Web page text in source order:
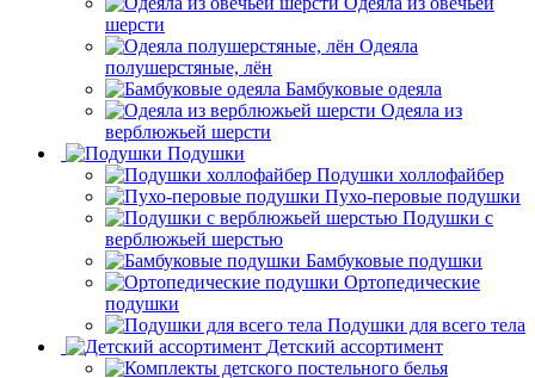
шерсти
Одеяла
полушерстяные, лён
Бамбуковые одеяла
Одеяла из
верблюжьей шерсти
Подушки
Подушки холлофайбер
Пухо-перовые подушки
Подушки с
верблюжьей шерстью
Бамбуковые подушки
Ортопедические
подушки
Подушки для всего тела
Детский ассортимент